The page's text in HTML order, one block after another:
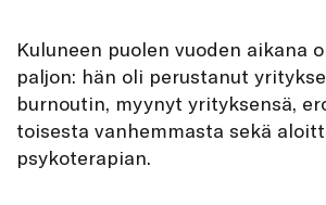
Kuluneen puolen vuoden aikana
paljon: hän oli perustanut
burnoutin, myynyt yrityksensä,
toisesta vanhemmasta sekä
psykoterapian.